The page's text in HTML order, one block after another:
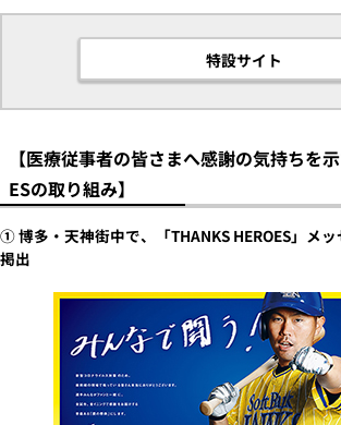
特設サイト
【医療従事者の皆さまへ感謝の気持ちを
ESの取り組み】
① 博多・天神街中で、「THANKS HEROES」メ
掲出